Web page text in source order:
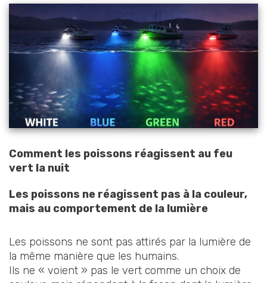
Comment les poissons réagissent au feu
vert la nuit
Les poissons ne réagissent pas à la couleur,
mais au comportement de la lumière
Les poissons ne sont pas attirés par la lumière de
la même manière que les humains.
Ils ne « voient » pas le vert comme un choix de